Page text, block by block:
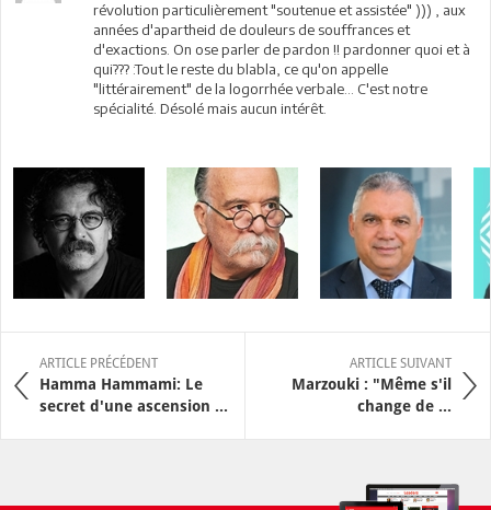
révolution particulièrement "soutenue et assistée" ))) , aux
années d'apartheid de douleurs de souffrances et
d'exactions. On ose parler de pardon !! pardonner quoi et à
qui??? :Tout le reste du blabla, ce qu'on appelle
"littérairement" de la logorrhée verbale... C'est notre
spécialité. Désolé mais aucun intérêt.
ARTICLE PRÉCÉDENT
Hamma Hammami: Le
secret d'une ascension ...
ARTICLE SUIVANT
Marzouki : "Même s'il
change de ...